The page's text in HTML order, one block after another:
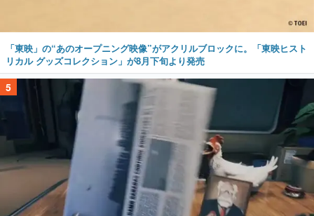
「東映」の“あのオープニング映像”がアクリルブロックに。「東映ヒスト
リカル グッズコレクション」が8月下旬より発売
5